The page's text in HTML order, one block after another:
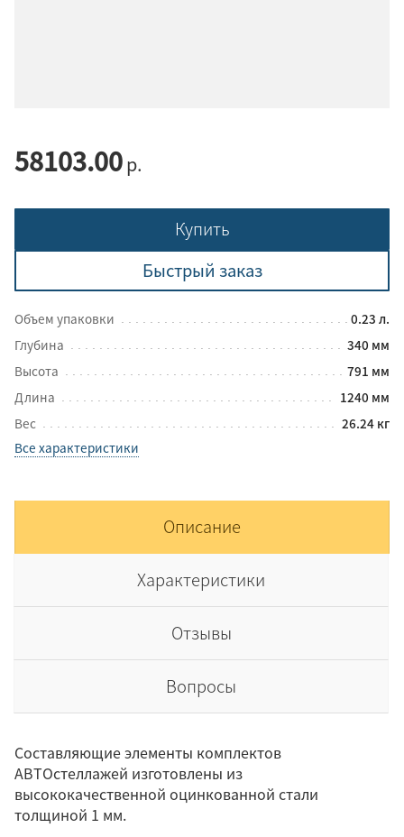
58103.00р.
Купить
Быстрый заказ
Объем упаковки
0.23 л.
Глубина
340 мм
Высота
791 мм
Длина
1240 мм
Вес
26.24 кг
Все характеристики
Описание
Характеристики
Отзывы
Вопросы
Составляющие элементы комплектов
АВТОстеллажей изготовлены из
высококачественной оцинкованной стали
толщиной 1 мм.